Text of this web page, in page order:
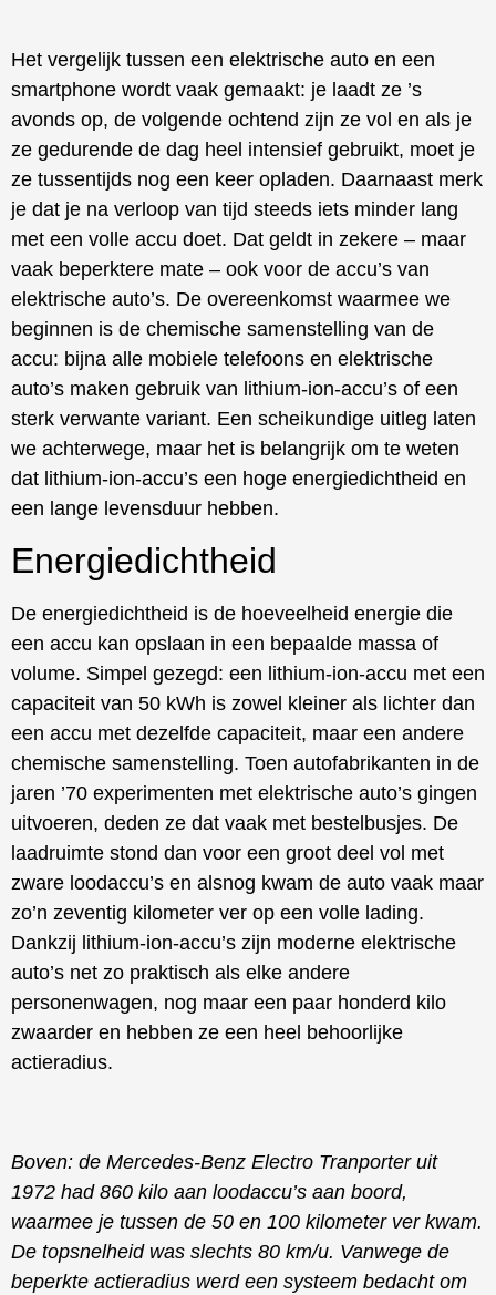
Het vergelijk tussen een elektrische auto en een
smartphone wordt vaak gemaakt: je laadt ze ’s
avonds op, de volgende ochtend zijn ze vol en als je
ze gedurende de dag heel intensief gebruikt, moet je
ze tussentijds nog een keer opladen. Daarnaast merk
je dat je na verloop van tijd steeds iets minder lang
met een volle accu doet. Dat geldt in zekere – maar
vaak beperktere mate – ook voor de accu’s van
elektrische auto’s. De overeenkomst waarmee we
beginnen is de chemische samenstelling van de
accu: bijna alle mobiele telefoons en elektrische
auto’s maken gebruik van lithium-ion-accu’s of een
sterk verwante variant. Een scheikundige uitleg laten
we achterwege, maar het is belangrijk om te weten
dat lithium-ion-accu’s een hoge energiedichtheid en
een lange levensduur hebben.
Energiedichtheid
De energiedichtheid is de hoeveelheid energie die
een accu kan opslaan in een bepaalde massa of
volume. Simpel gezegd: een lithium-ion-accu met een
capaciteit van 50 kWh is zowel kleiner als lichter dan
een accu met dezelfde capaciteit, maar een andere
chemische samenstelling. Toen autofabrikanten in de
jaren ’70 experimenten met elektrische auto’s gingen
uitvoeren, deden ze dat vaak met bestelbusjes. De
laadruimte stond dan voor een groot deel vol met
zware loodaccu’s en alsnog kwam de auto vaak maar
zo’n zeventig kilometer ver op een volle lading.
Dankzij lithium-ion-accu’s zijn moderne elektrische
auto’s net zo praktisch als elke andere
personenwagen, nog maar een paar honderd kilo
zwaarder en hebben ze een heel behoorlijke
actieradius.
Boven: de Mercedes-Benz Electro Tranporter uit
1972 had 860 kilo aan loodaccu’s aan boord,
waarmee je tussen de 50 en 100 kilometer ver kwam.
De topsnelheid was slechts 80 km/u. Vanwege de
beperkte actieradius werd een systeem bedacht om